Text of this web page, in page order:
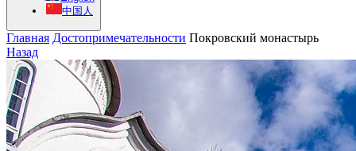
中国人
Главная Достопримечательности Покровский монастырь
Назад